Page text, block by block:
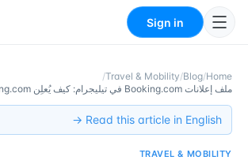
Sign in
Home
/
Blog
/
Travel & Mobility
/
ملف إعلانات Booking.com في تيليجرام: كيف يُعلِن Booking.com عام 2026
Read this article in English →
TRAVEL & MOBILITY